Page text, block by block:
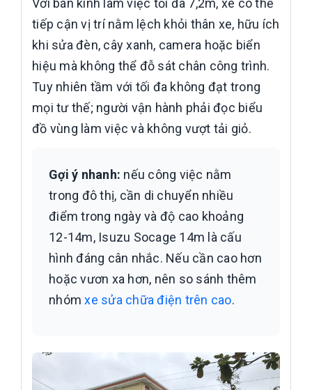
Với bán kính làm việc tối đa 7,2m, xe có thể
tiếp cận vị trí nằm lệch khỏi thân xe, hữu ích
khi sửa đèn, cây xanh, camera hoặc biển
hiệu mà không thể đỗ sát chân công trình.
Tuy nhiên tầm với tối đa không đạt trong
mọi tư thế; người vận hành phải đọc biểu
đồ vùng làm việc và không vượt tải giỏ.
Gợi ý nhanh: nếu công việc nằm
trong đô thị, cần di chuyển nhiều
điểm trong ngày và độ cao khoảng
12-14m, Isuzu Socage 14m là cấu
hình đáng cân nhắc. Nếu cần cao hơn
hoặc vươn xa hơn, nên so sánh thêm
nhómxe sửa chữa điện trên cao.